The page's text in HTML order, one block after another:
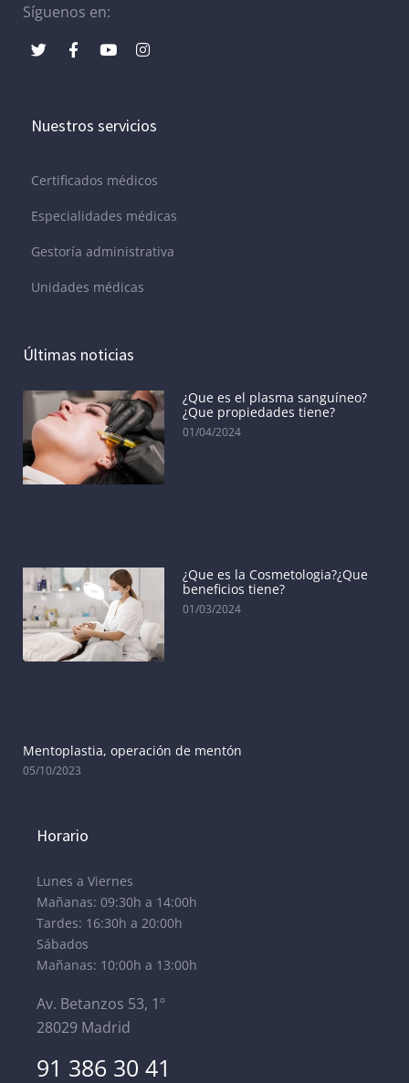
Síguenos en:
Nuestros servicios
Certificados médicos
Especialidades médicas
Gestoría administrativa
Unidades médicas
Últimas noticias
¿Que es el plasma sanguíneo?
¿Que propiedades tiene?
01/04/2024
¿Que es la Cosmetologia?¿Que
beneficios tiene?
01/03/2024
Mentoplastia, operación de mentón
05/10/2023
Horario
Lunes a Viernes
Mañanas: 09:30h a 14:00h
Tardes: 16:30h a 20:00h
Sábados
Mañanas: 10:00h a 13:00h
Av. Betanzos 53, 1º
28029 Madrid
91 386 30 41